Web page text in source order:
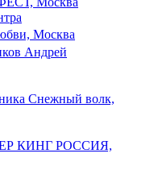
Москва
Андрей
Снежный волк,
КИНГ РОССИЯ,